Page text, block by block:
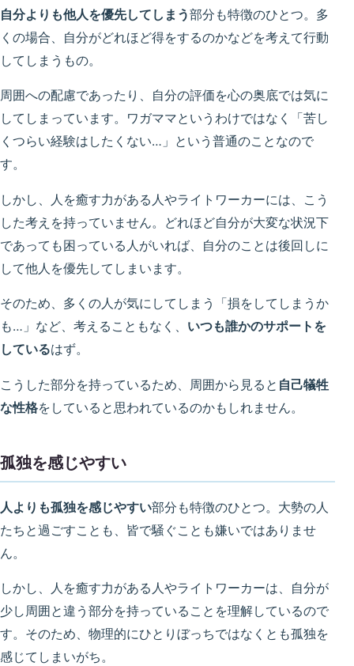
自分よりも他人を優先してしまう部分も特徴のひとつ。多
くの場合、自分がどれほど得をするのかなどを考えて行動
してしまうもの。
周囲への配慮であったり、自分の評価を心の奥底では気に
してしまっています。ワガママというわけではなく「苦し
くつらい経験はしたくない…」という普通のことなので
す。
しかし、人を癒す力がある人やライトワーカーには、こう
した考えを持っていません。どれほど自分が大変な状況下
であっても困っている人がいれば、自分のことは後回しに
して他人を優先してしまいます。
そのため、多くの人が気にしてしまう「損をしてしまうか
も…」など、考えることもなく、 いつも誰かのサポートを
しているはず。
こうした部分を持っているため、周囲から見ると 自己犠牲
な性格をしていると思われているのかもしれません。
孤独を感じやすい
人よりも孤独を感じやすい部分も特徴のひとつ。大勢の人
たちと過ごすことも、皆で騒ぐことも嫌いではありませ
ん。
しかし、人を癒す力がある人やライトワーカーは、
自分が
少し周囲と違う部分を持っていることを理解しているので
す。そのため、物理的にひとりぼっちではなくとも孤独を
感じてしまいがち。